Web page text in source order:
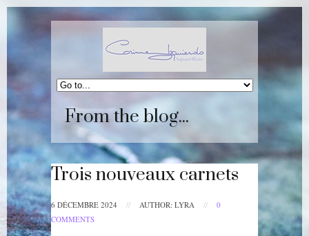
From the blog...
Trois nouveaux carnets
6 DÉCEMBRE 2024 // AUTHOR: LYRA //
0
COMMENTS